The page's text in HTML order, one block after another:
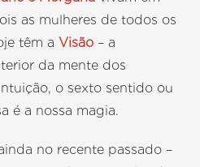
as mulheres de todos os
têm aVisão – a
da mente dos
o sexto sentido ou
é a nossa magia.
no recente passado –